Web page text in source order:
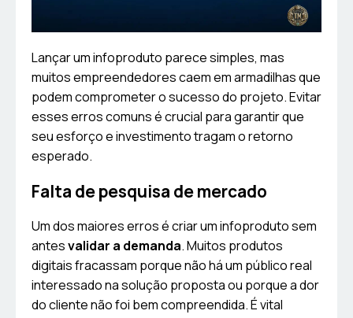
Lançar um infoproduto parece simples, mas
muitos empreendedores caem em armadilhas que
podem comprometer o sucesso do projeto. Evitar
esses erros comuns é crucial para garantir que
seu esforço e investimento tragam o retorno
esperado.
Falta de pesquisa de mercado
Um dos maiores erros é criar um infoproduto sem
antesvalidar a demanda. Muitos produtos
digitais fracassam porque não há um público real
interessado na solução proposta ou porque a dor
do cliente não foi bem compreendida. É vital